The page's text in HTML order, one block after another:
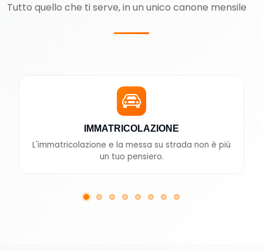
Tutto quello che ti serve, in un unico canone mensile
IMMATRICOLAZIONE
L'immatricolazione e la messa su strada non è più
un tuo pensiero.